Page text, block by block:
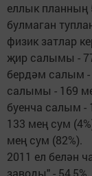
еллык
булмаган
физик затлар
җир салымы -
бердәм салым
салымы - 169
буенча салым -
133 мең сум
мең сум (82%).
2011 ел белән
заводы" -